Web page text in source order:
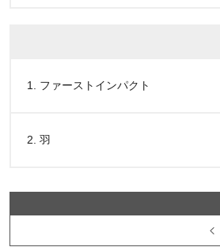
1. ファーストインパクト
2. 羽